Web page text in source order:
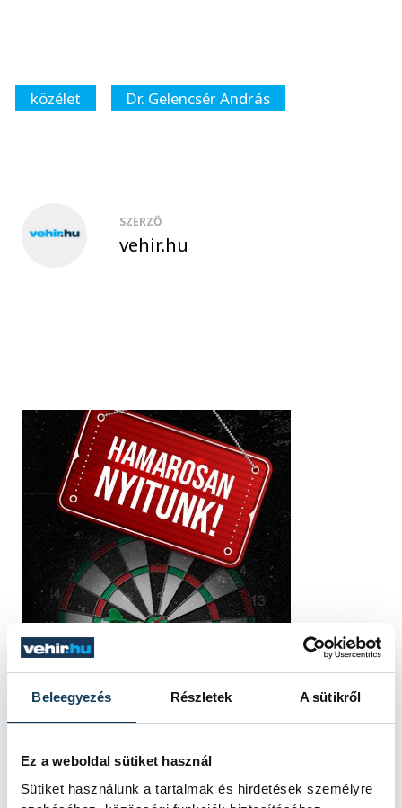
Beleegyezés Részletek A sütikről
Ez a weboldal sütiket használ
Sütiket használunk a tartalmak és hirdetések személyre
közélet Dr. Gelencsér András
SZERZŐ
vehir.hu